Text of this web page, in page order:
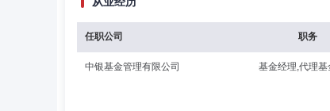
任职公司 职务
中银基金管理有限公司 基金经理,代理基